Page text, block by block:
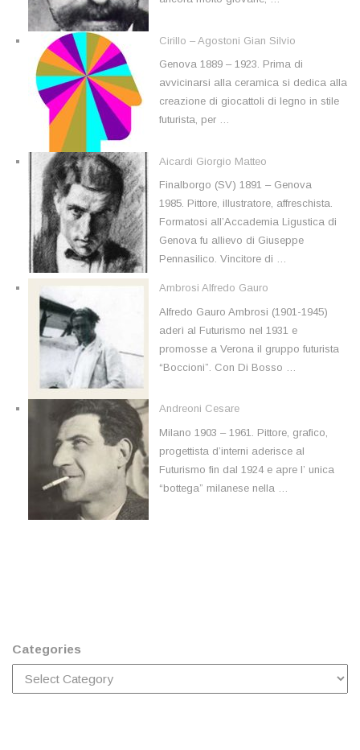
Cirillo – Agostoni Gian Silvio
Genova 1889 – 1923. Prima di
avvicinarsi alla ceramica si dedica alla
creazione di giocattoli di legno in stile
futurista, per …
Aicardi Giorgio Matteo
Finalborgo (SV) 1891 – Genova
1985. Pittore, illustratore, affreschista.
Formatosi all’Accademia Ligustica di
Genova fu allievo di Giuseppe
Pennasilico. Vincitore di …
Ambrosi Alfredo Gauro
Alfredo Gauro Ambrosi (1901-1945)
aderì al Futurismo nel 1931 e
promosse a Verona il gruppo futurista
“Boccioni”. Con Di Bosso …
Andreoni Cesare
Milano 1903 – 1961. Pittore, grafico,
progettista d’interni aderisce al
Futurismo fin dal 1924 e apre l’ unica
“bottega” milanese nella …
Categories